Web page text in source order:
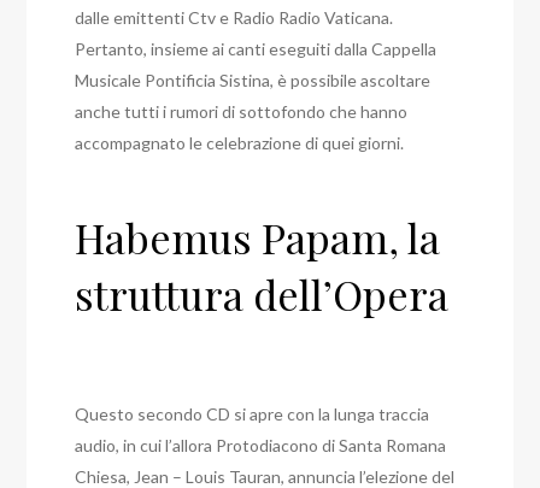
dalle emittenti Ctv e Radio Radio Vaticana.
Pertanto, insieme ai canti eseguiti dalla Cappella
Musicale Pontificia Sistina, è possibile ascoltare
anche tutti i rumori di sottofondo che hanno
accompagnato le celebrazione di quei giorni.
Habemus Papam, la
struttura dell’Opera
Questo secondo CD si apre con la lunga traccia
audio, in cui l’allora Protodiacono di Santa Romana
Chiesa, Jean – Louis Tauran, annuncia l’elezione del